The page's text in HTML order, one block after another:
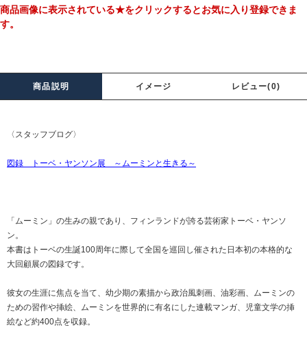
商品画像に表示されている★をクリックするとお気に入り登録できま
す。
商品説明 イメージ レビュー(0)
〈スタッフブログ〉
図録 トーベ・ヤンソン展 ～ムーミンと生きる～
「ムーミン」の生みの親であり、フィンランドが誇る芸術家トーベ・ヤンソ
ン。
本書はトーベの生誕100周年に際して全国を巡回し催された日本初の本格的な
大回顧展の図録です。
彼女の生涯に焦点を当て、幼少期の素描から政治風刺画、油彩画、ムーミンの
ための習作や挿絵、ムーミンを世界的に有名にした連載マンガ、児童文学の挿
絵など約400点を収録。